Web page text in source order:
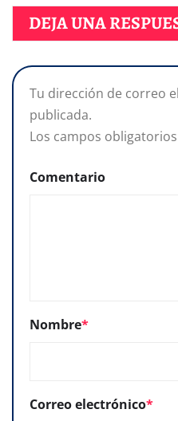
DEJA UNA
Tu dirección de correo
publicada.
Los campos
Comentario
Nombre*
Correo electrónico*